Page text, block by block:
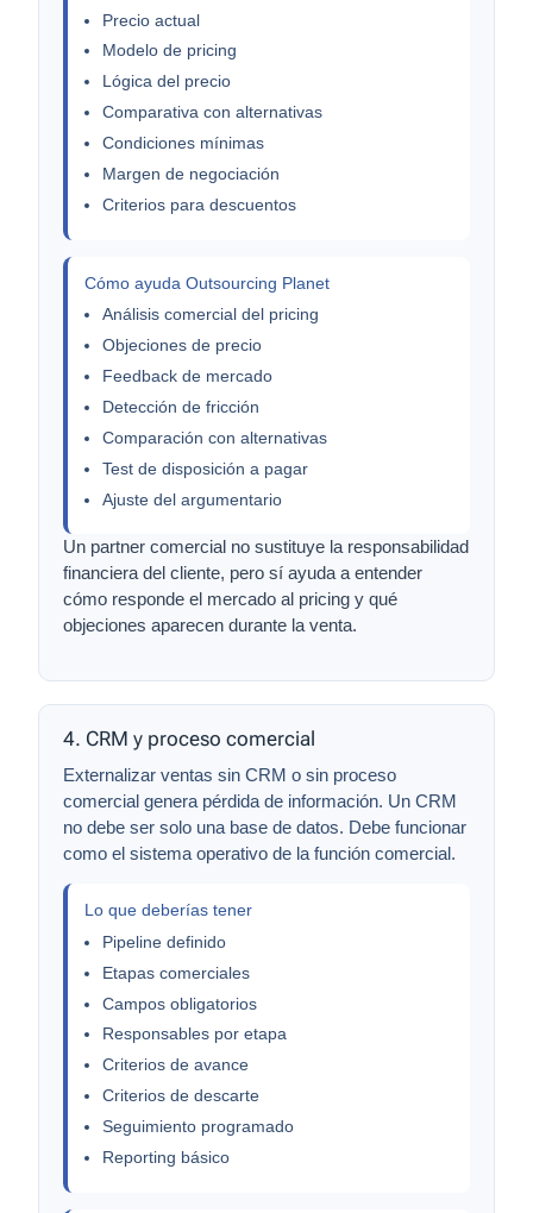
Precio actual
Modelo de pricing
Lógica del precio
Comparativa con alternativas
Condiciones mínimas
Margen de negociación
Criterios para descuentos
Cómo ayuda Outsourcing Planet
Análisis comercial del pricing
Objeciones de precio
Feedback de mercado
Detección de fricción
Comparación con alternativas
Test de disposición a pagar
Ajuste del argumentario
Un partner comercial no sustituye la responsabilidad
financiera del cliente, pero sí ayuda a entender
cómo responde el mercado al pricing y qué
objeciones aparecen durante la venta.
4. CRM y proceso comercial
Externalizar ventas sin CRM o sin proceso
comercial genera pérdida de información. Un CRM
no debe ser solo una base de datos. Debe funcionar
como el sistema operativo de la función comercial.
Lo que deberías tener
Pipeline definido
Etapas comerciales
Campos obligatorios
Responsables por etapa
Criterios de avance
Criterios de descarte
Seguimiento programado
Reporting básico